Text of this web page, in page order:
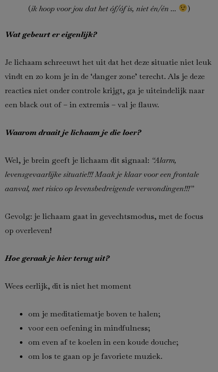
(ik hoop voor jou dat het óf/óf is, niet én/én … )
Wat gebeurt er eigenlijk?
Je lichaam schreeuwt het uit dat het deze situatie niet leuk
vindt en zo kom je in de ‘danger zone’ terecht. Als je deze
reacties niet onder controle krijgt, ga je uiteindelijk naar
een black out of – in extremis – val je flauw.
Waarom draait je lichaam je die loer?
Wel, je brein geeft je lichaam dit signaal: “Alarm,
levensgevaarlijke situatie!!! Maak je klaar voor een frontale
aanval, met risico op levensbedreigende verwondingen!!!”
Gevolg: je lichaam gaat in gevechtsmodus, met de focus
op overleven!
Hoe geraak je hier terug uit?
Wees eerlijk, dit is niet het moment
om je meditatiematje boven te halen;
voor een oefening in mindfulness;
om even af te koelen in een koude douche;
om los te gaan op je favoriete muziek.